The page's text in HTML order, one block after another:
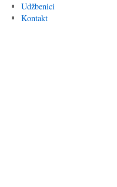
Udžbenici
Kontakt